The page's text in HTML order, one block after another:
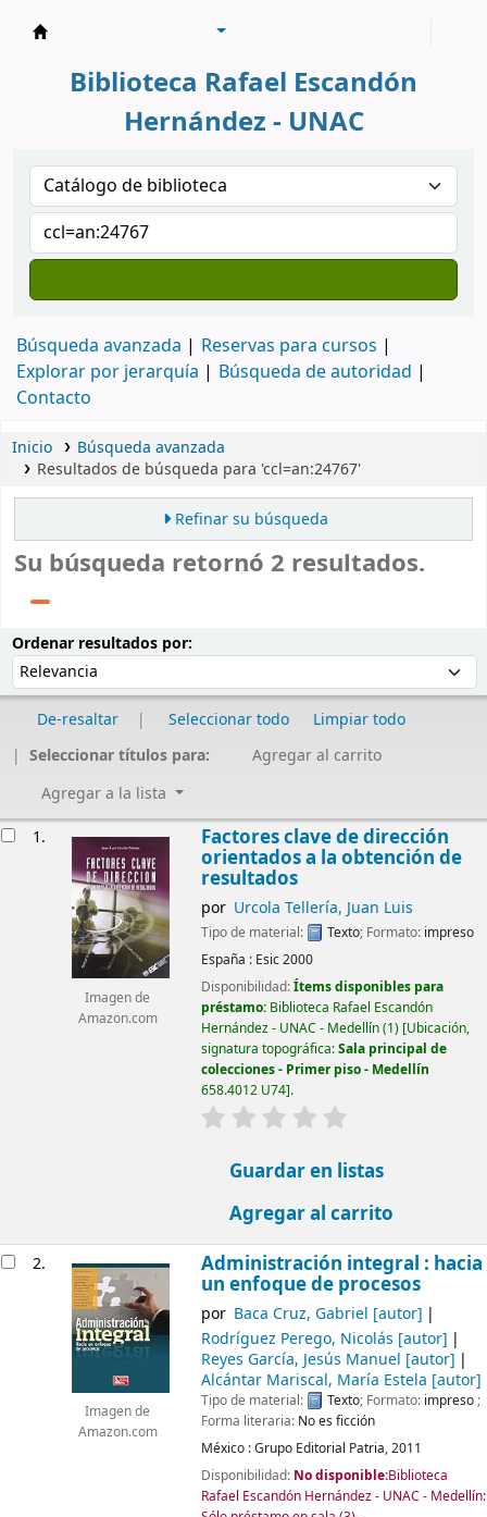
Biblioteca Rafael Escandón
Hernández - UNAC
Búsqueda avanzada
Reservas para cursos
Explorar por jerarquía
Búsqueda de autoridad
Contacto
Inicio
Búsqueda avanzada
Resultados de búsqueda para 'ccl=an:24767'
Refinar su búsqueda
Su búsqueda retornó 2 resultados.
Ordenar resultados por:
De-resaltar Seleccionar todo
Limpiar todo
Seleccionar títulos para:
Agregar al carrito
Agregar a la lista
1.
Imagen de
Amazon.com
Factores clave de dirección
orientados a la obtención de
resultados
por Urcola Tellería, Juan Luis
Tipo de material: Texto; Formato: impreso
España : Esic2000
Disponibilidad:Ítems disponibles para
préstamo: Biblioteca Rafael Escandón
Hernández - UNAC - Medellín(1) Ubicación,
signatura topográfica:Sala principal de
colecciones - Primer piso - Medellín
658.4012 U74 .
valoración
Guardar en listas
Agregar al carrito
2.
Imagen de
Amazon.com
Administración integral : hacia
un enfoque de procesos
por Baca Cruz, Gabriel [autor]
Rodríguez Perego, Nicolás [autor]
Reyes García, Jesús Manuel [autor]
Alcántar Mariscal, María Estela [autor]
Tipo de material: Texto; Formato: impreso ;
Forma literaria: No es ficción
México :Grupo Editorial Patria,2011
Disponibilidad: No disponible:Biblioteca
Rafael Escandón Hernández - UNAC - Medellín: